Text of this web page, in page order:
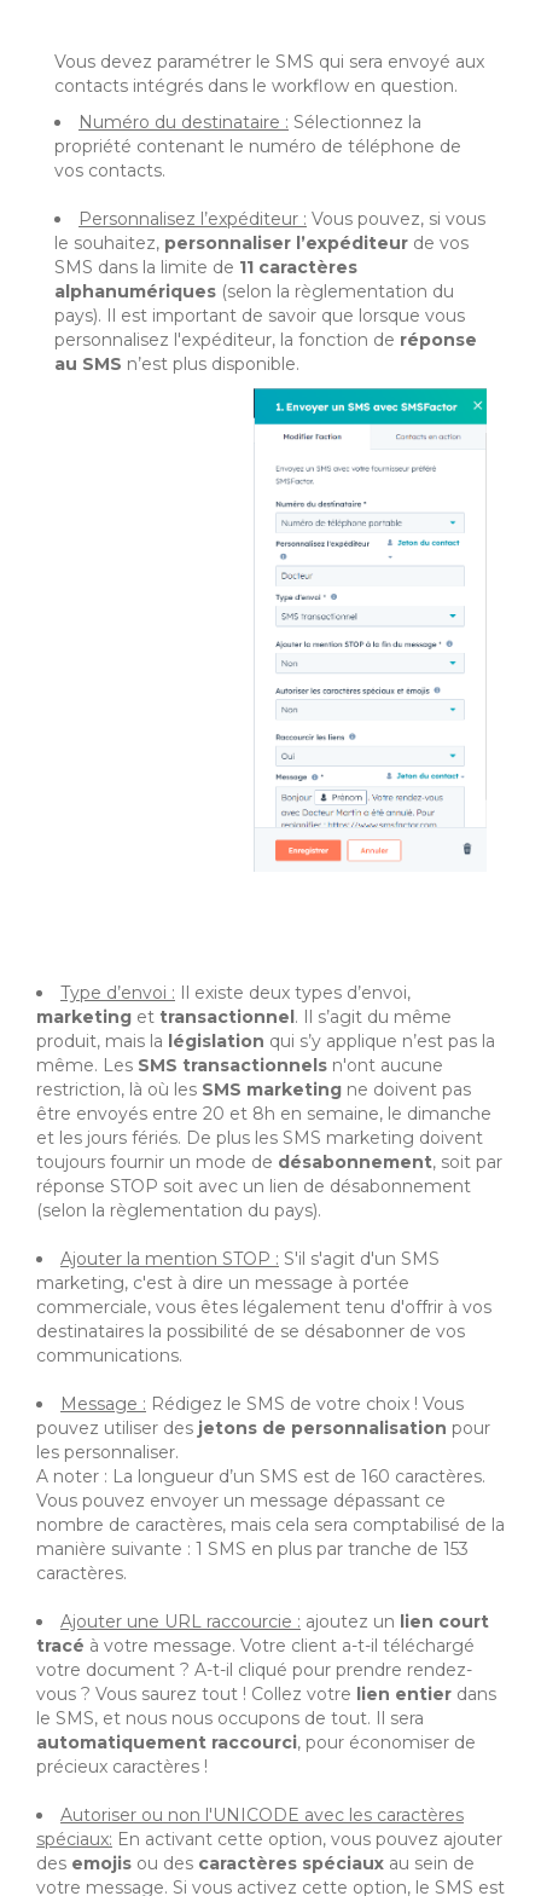
Vous devez paramétrer le SMS qui sera envoyé aux
contacts intégrés dans le workflow en question.
Numéro du destinataire : Sélectionnez la
propriété contenant le numéro de téléphone de
vos contacts.
Personnalisez l’expéditeur : Vous pouvez, si vous
le souhaitez, personnaliser l’expéditeur de vos
SMS dans la limite de 11 caractères
alphanumériques (selon la règlementation du
pays). Il est important de savoir que lorsque vous
personnalisez l'expéditeur, la fonction de réponse
au SMS n’est plus disponible.
Type d’envoi : Il existe deux types d’envoi,
marketing et transactionnel. Il s’agit du même
produit, mais la législation qui s’y applique n’est pas la
même. Les SMS transactionnels n'ont aucune
restriction, là où les SMS marketing ne doivent pas
être envoyés entre 20 et 8h en semaine, le dimanche
et les jours fériés. De plus les SMS marketing doivent
toujours fournir un mode de désabonnement, soit par
réponse STOP soit avec un lien de désabonnement
(selon la règlementation du pays).
Ajouter la mention STOP : S'il s'agit d'un SMS
marketing, c'est à dire un message à portée
commerciale, vous êtes légalement tenu d'offrir à vos
destinataires la possibilité de se désabonner de vos
communications.
Message : Rédigez le SMS de votre choix ! Vous
pouvez utiliser des jetons de personnalisation pour
les personnaliser.
A noter : La longueur d’un SMS est de 160 caractères.
Vous pouvez envoyer un message dépassant ce
nombre de caractères, mais cela sera comptabilisé de la
manière suivante : 1 SMS en plus par tranche de 153
caractères.
Ajouter une URL raccourcie : ajoutez un lien court
tracé à votre message. Votre client a-t-il téléchargé
votre document ? A-t-il cliqué pour prendre rendez-
vous ? Vous saurez tout ! Collez votre lien entier dans
le SMS, et nous nous occupons de tout. Il sera
automatiquement raccourci, pour économiser de
précieux caractères !
Autoriser ou non l'UNICODE avec les caractères
spéciaux: En activant cette option, vous pouvez ajouter
des emojis ou des caractères spéciaux au sein de
votre message. Si vous activez cette option, le SMS est